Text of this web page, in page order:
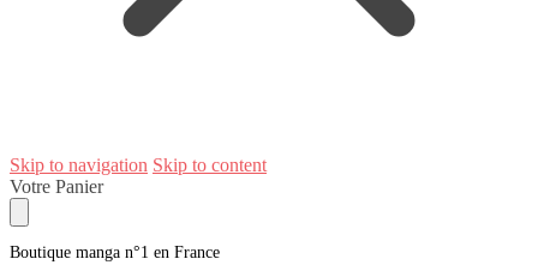
Skip to navigation Skip to content
Votre Panier
Boutique manga n°1 en France